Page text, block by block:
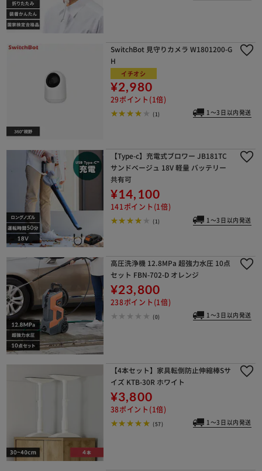
SwitchBot 見守りカメラ W1801200-G
H
イチオシ
¥2,980
29ポイント(1倍)
(1) 1～3日以内発送
【Type-c】充電式ブロワー JB181TC
サンドベージュ 18V 軽量 バッテリー
共有可
¥14,100
141ポイント(1倍)
(1) 1～3日以内発送
高圧洗浄機 12.8MPa 超強力水圧 10点
セット FBN-702-D オレンジ
¥23,800
238ポイント(1倍)
(0) 1～3日以内発送
【4本セット】家具転倒防止伸縮棒Sサ
イズ KTB-30R ホワイト
¥3,800
38ポイント(1倍)
(57) 1～3日以内発送